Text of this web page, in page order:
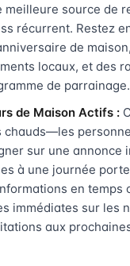
meilleure source de
récurrent. Restez
de
locaux, et des
de parrainage.
de Maison Actifs :
chauds—les
sur une annonce
à une journée
en temps
immédiates sur les
aux